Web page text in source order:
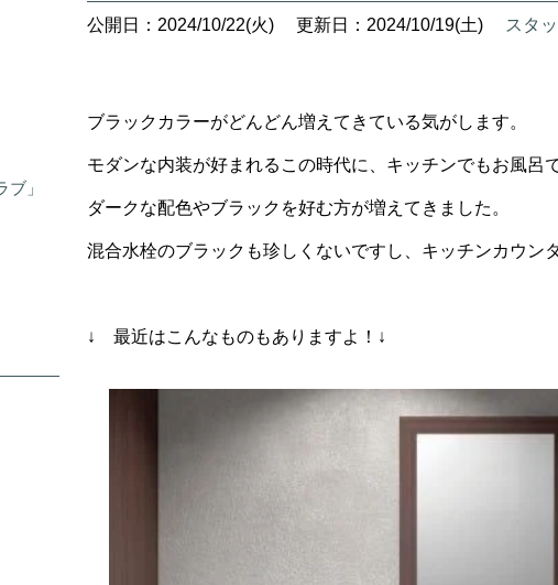
公開日：2024/10/22(火) 更新日：2024/10/19(土) スタ
ブラックカラーがどんどん増えてきている気がします。
モダンな内装が好まれるこの時代に、キッチンでもお風呂
ダークな配色やブラックを好む方が増えてきました。
混合水栓のブラックも珍しくないですし、キッチンカウン
↓ 最近はこんなものもありますよ！↓
」